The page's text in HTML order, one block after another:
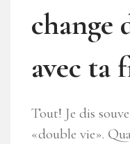
change
avec ta
Tout! Je dis
«double vie».